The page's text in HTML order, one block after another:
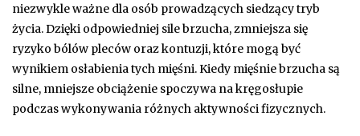
niezwykle ważne dla osób prowadzących siedzący tryb
życia. Dzięki odpowiedniej sile brzucha, zmniejsza się
ryzyko bólów pleców oraz kontuzji, które mogą być
wynikiem osłabienia tych mięśni. Kiedy mięśnie brzucha są
silne, mniejsze obciążenie spoczywa na kręgosłupie
podczas wykonywania różnych aktywności fizycznych.